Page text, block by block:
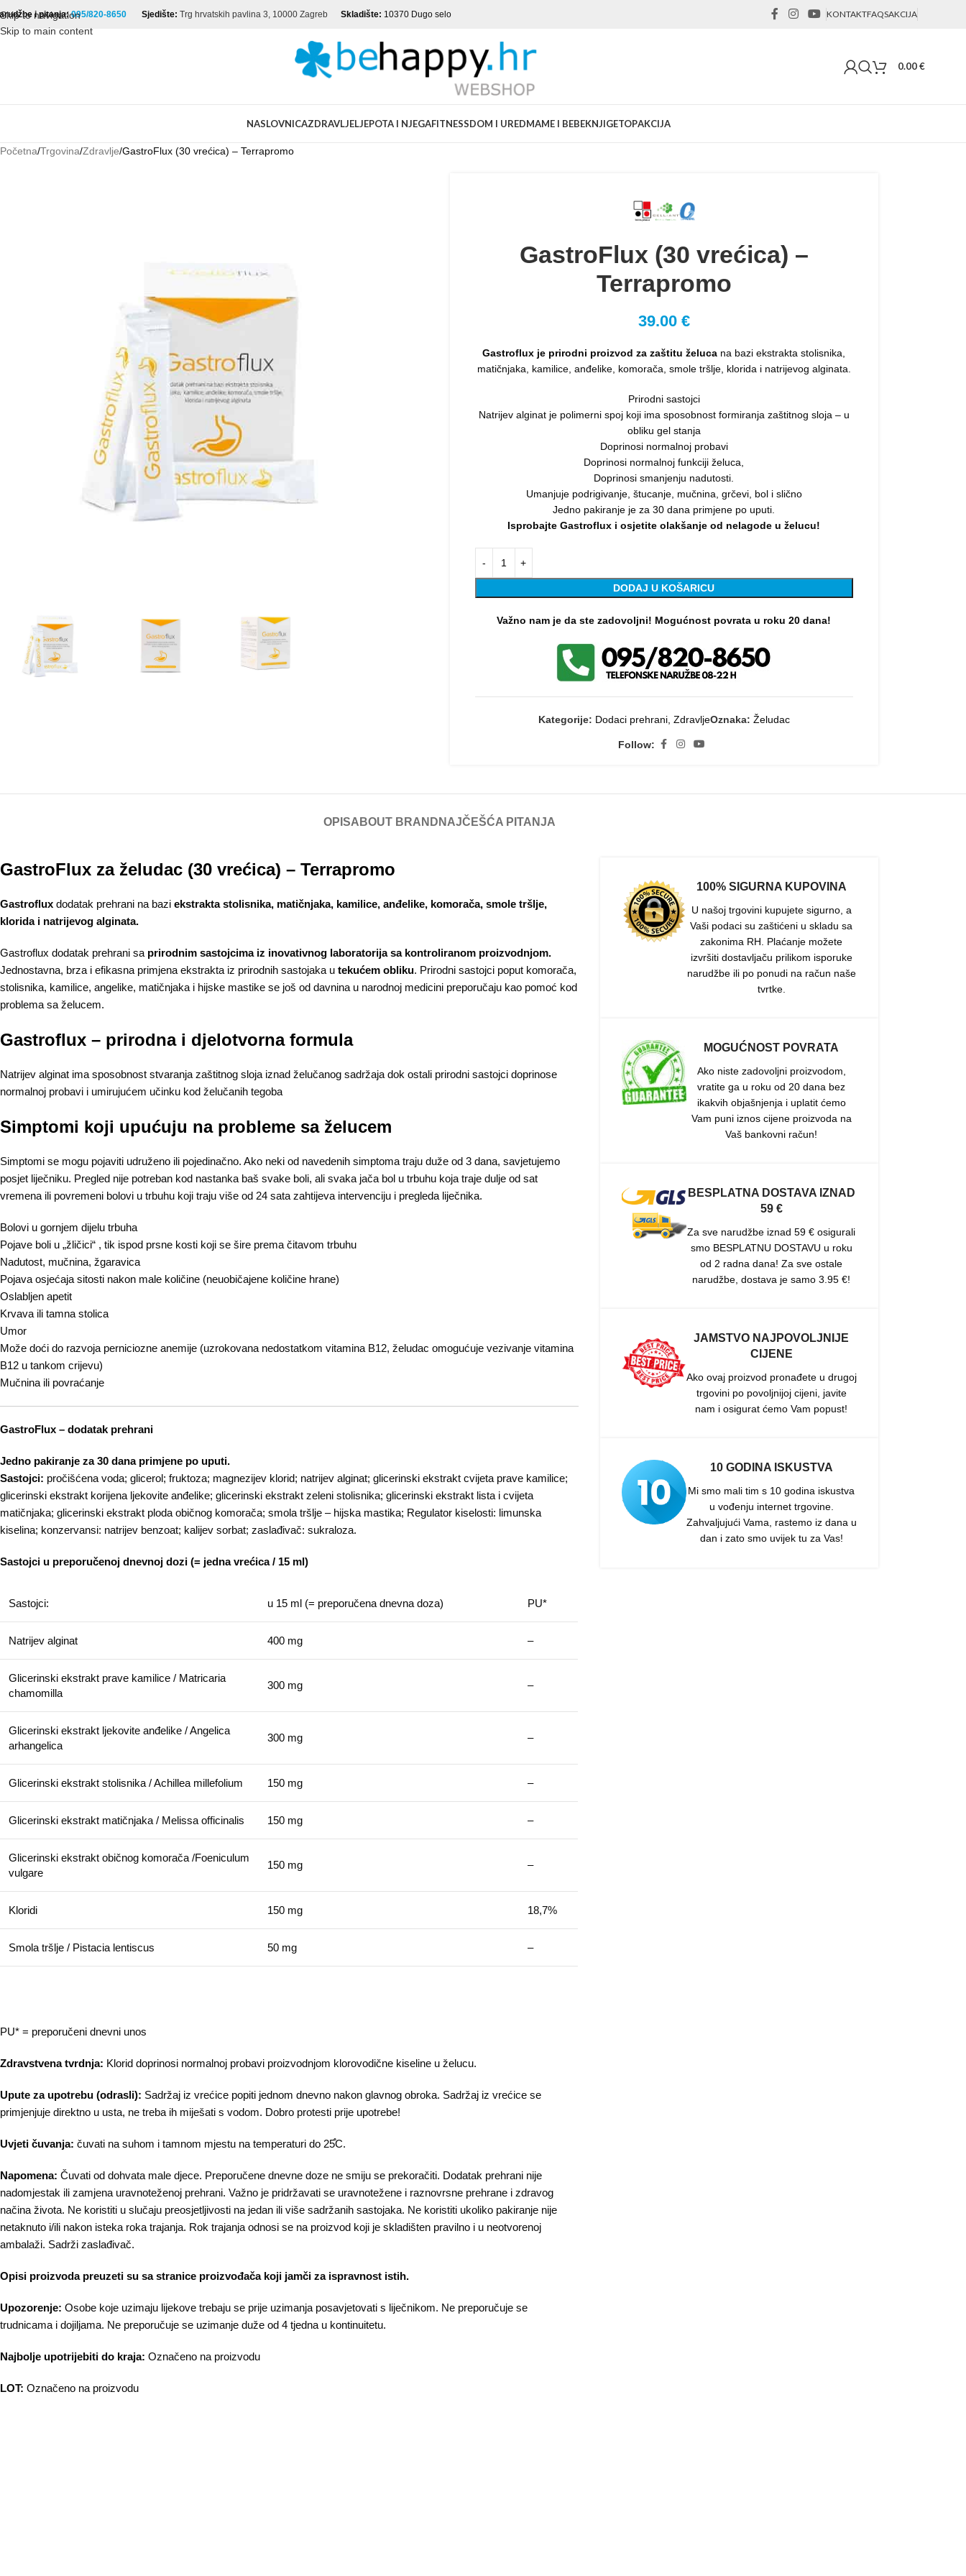
Skip to navigation
Skip to main content
i pitanja:095/820-8650 Sjedište: Trg hrvatskih pavlina 3, 10000 Zagreb Skladište: 10370 Dugo selo KONTAKTFAQSAKCIJA
0.00€
NASLOVNICAZDRAVLJELJEPOTA I NJEGAFITNESSDOM I UREDMAME I BEBEKNJIGETOPAKCIJA
Početna Trgovina Zdravlje GastroFlux (30 vrećica) – Terrapromo
GastroFlux (30 vrećica) –
Terrapromo
39.00 €
Gastroflux je prirodni proizvod za zaštitu želuca na bazi ekstrakta stolisnika,
matičnjaka, kamilice, anđelike, komorača, smole tršlje, klorida i natrijevog alginata.
Prirodni sastojci
Natrijev alginat je polimerni spoj koji ima sposobnost formiranja zaštitnog sloja – u
obliku gel stanja
Doprinosi normalnoj probavi
Doprinosi normalnoj funkciji želuca,
Doprinosi smanjenju nadutosti.
Umanjuje podrigivanje, štucanje, mučnina, grčevi, bol i slično
Jedno pakiranje je za 30 dana primjene po uputi.
Isprobajte Gastroflux i osjetite olakšanje od nelagode u želucu!
DODAJ U KOŠARICU
Važno nam je da ste zadovoljni! Mogućnost povrata u roku 20 dana!
Kategorije: Dodaci prehrani, ZdravljeOznaka: Želudac
Follow:
OPISABOUT BRAND NAJČEŠĆA PITANJA
GastroFlux za želudac (30 vrećica) – Terrapromo
Gastroflux dodatak prehrani na bazi ekstrakta stolisnika, matičnjaka, kamilice, anđelike, komorača, smole tršlje,
klorida i natrijevog alginata.
Gastroflux dodatak prehrani sa prirodnim sastojcima iz inovativnog laboratorija sa kontroliranom proizvodnjom.
Jednostavna, brza i efikasna primjena ekstrakta iz prirodnih sastojaka u tekućem obliku. Prirodni sastojci poput komorača,
stolisnika, kamilice, angelike, matičnjaka i hijske mastike se još od davnina u narodnoj medicini preporučaju kao pomoć kod
problema sa želucem.
Gastroflux – prirodna i djelotvorna formula
Natrijev alginat ima sposobnost stvaranja zaštitnog sloja iznad želučanog sadržaja dok ostali prirodni sastojci doprinose
normalnoj probavi i umirujućem učinku kod želučanih tegoba
Simptomi koji upućuju na probleme sa želucem
Simptomi se mogu pojaviti udruženo ili pojedinačno. Ako neki od navedenih simptoma traju duže od 3 dana, savjetujemo
posjet liječniku. Pregled nije potreban kod nastanka baš svake boli, ali svaka jača bol u trbuhu koja traje dulje od sat
vremena ili povremeni bolovi u trbuhu koji traju više od 24 sata zahtijeva intervenciju i pregleda liječnika.
Bolovi u gornjem dijelu trbuha
Pojave boli u „žličici“ , tik ispod prsne kosti koji se šire prema čitavom trbuhu
Nadutost, mučnina, žgaravica
Pojava osjećaja sitosti nakon male količine (neuobičajene količine hrane)
Oslabljen apetit
Krvava ili tamna stolica
Umor
Može doći do razvoja perniciozne anemije (uzrokovana nedostatkom vitamina B12, želudac omogućuje vezivanje vitamina
B12 u tankom crijevu)
Mučnina ili povraćanje
GastroFlux – dodatak prehrani
Jedno pakiranje za 30 dana primjene po uputi.
Sastojci: pročišćena voda; glicerol; fruktoza; magnezijev klorid; natrijev alginat; glicerinski ekstrakt cvijeta prave kamilice;
glicerinski ekstrakt korijena ljekovite anđelike; glicerinski ekstrakt zeleni stolisnika; glicerinski ekstrakt lista i cvijeta
matičnjaka; glicerinski ekstrakt ploda običnog komorača; smola tršlje – hijska mastika; Regulator kiselosti: limunska
kiselina; konzervansi: natrijev benzoat; kalijev sorbat; zaslađivač: sukraloza.
Sastojci u preporučenoj dnevnoj dozi (= jedna vrećica / 15 ml)
Sastojci: u 15 ml (= preporučena dnevna doza) PU*
Natrijev alginat 400 mg –
Glicerinski ekstrakt prave kamilice / Matricaria
chamomilla
300 mg –
Glicerinski ekstrakt ljekovite anđelike / Angelica
arhangelica
300 mg –
Glicerinski ekstrakt stolisnika / Achillea millefolium 150 mg –
Glicerinski ekstrakt matičnjaka / Melissa officinalis 150 mg –
Glicerinski ekstrakt običnog komorača /Foeniculum
vulgare
150 mg –
Kloridi 150 mg 18,7%
Smola tršlje / Pistacia lentiscus 50 mg –
PU* = preporučeni dnevni unos
Zdravstvena tvrdnja: Klorid doprinosi normalnoj probavi proizvodnjom klorovodične kiseline u želucu.
Upute za upotrebu (odrasli): Sadržaj iz vrećice popiti jednom dnevno nakon glavnog obroka. Sadržaj iz vrećice se
primjenjuje direktno u usta, ne treba ih miješati s vodom. Dobro protesti prije upotrebe!
Uvjeti čuvanja: čuvati na suhom i tamnom mjestu na temperaturi do 25֯C.
Napomena: Čuvati od dohvata male djece. Preporučene dnevne doze ne smiju se prekoračiti. Dodatak prehrani nije
nadomjestak ili zamjena uravnoteženoj prehrani. Važno je pridržavati se uravnotežene i raznovrsne prehrane i zdravog
načina života. Ne koristiti u slučaju preosjetljivosti na jedan ili više sadržanih sastojaka. Ne koristiti ukoliko pakiranje nije
netaknuto i/ili nakon isteka roka trajanja. Rok trajanja odnosi se na proizvod koji je skladišten pravilno i u neotvorenoj
ambalaži. Sadrži zaslađivač.
Opisi proizvoda preuzeti su sa stranice proizvođača koji jamči za ispravnost istih.
Upozorenje: Osobe koje uzimaju lijekove trebaju se prije uzimanja posavjetovati s liječnikom. Ne preporučuje se
trudnicama i dojiljama. Ne preporučuje se uzimanje duže od 4 tjedna u kontinuitetu.
Najbolje upotrijebiti do kraja: Označeno na proizvodu
LOT: Označeno na proizvodu
100% SIGURNA KUPOVINA
U našoj trgovini kupujete sigurno, a
Vaši podaci su zaštićeni u skladu sa
zakonima RH. Plaćanje možete
izvršiti dostavljaču prilikom isporuke
narudžbe ili po ponudi na račun naše
tvrtke.
MOGUĆNOST POVRATA
Ako niste zadovoljni proizvodom,
vratite ga u roku od 20 dana bez
ikakvih objašnjenja i uplatit ćemo
Vam puni iznos cijene proizvoda na
Vaš bankovni račun!
BESPLATNA DOSTAVA IZNAD
59 €
Za sve narudžbe iznad 59 € osigurali
smo BESPLATNU DOSTAVU u roku
od 2 radna dana! Za sve ostale
narudžbe, dostava je samo 3.95 €!
JAMSTVO NAJPOVOLJNIJE
CIJENE
Ako ovaj proizvod pronađete u drugoj
trgovini po povoljnijoj cijeni, javite
nam i osigurat ćemo Vam popust!
10 GODINA ISKUSTVA
Mi smo mali tim s 10 godina iskustva
u vođenju internet trgovine.
Zahvaljujući Vama, rastemo iz dana u
dan i zato smo uvijek tu za Vas!